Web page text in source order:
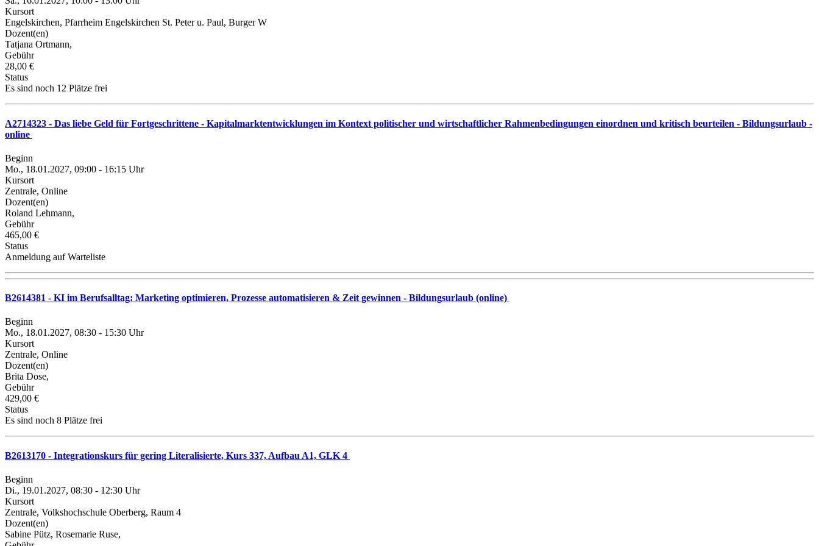
Kursort
Engelskirchen, Pfarrheim Engelskirchen St. Peter u. Paul, Burger W
Dozent(en)
Tatjana Ortmann,
Gebühr
28,00 €
Status
Es sind noch 12 Plätze frei
A2714323 - Das liebe Geld für Fortgeschrittene - Kapitalmarktentwicklungen im Kontext politischer und wirtschaftlicher Rahmenbedingungen einordnen und kritisch beurteilen - Bildungsurlaub -
online
Beginn
Mo., 18.01.2027, 09:00 - 16:15 Uhr
Kursort
Zentrale, Online
Dozent(en)
Roland Lehmann,
Gebühr
465,00 €
Status
Anmeldung auf Warteliste
B2614381 - KI im Berufsalltag: Marketing optimieren, Prozesse automatisieren & Zeit gewinnen - Bildungsurlaub (online)
Beginn
Mo., 18.01.2027, 08:30 - 15:30 Uhr
Kursort
Zentrale, Online
Dozent(en)
Brita Dose,
Gebühr
429,00 €
Status
Es sind noch 8 Plätze frei
B2613170 - Integrationskurs für gering Literalisierte, Kurs 337, Aufbau A1, GLK 4
Beginn
Di., 19.01.2027, 08:30 - 12:30 Uhr
Kursort
Zentrale, Volkshochschule Oberberg, Raum 4
Dozent(en)
Sabine Pütz, Rosemarie Ruse,